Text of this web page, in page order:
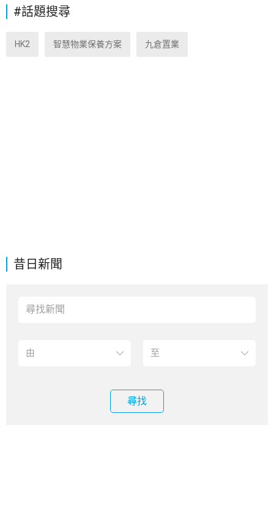
昔日新聞
尋找
#話題搜尋
HK2 智慧物業保養方案 九倉置業